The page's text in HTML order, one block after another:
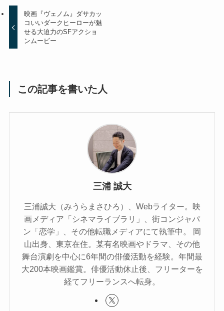
映画『ヴェノム』ダサカッ
コいいダークヒーローが魅
せる大迫力のSFアクショ
ンムービー
この記事を書いた人
三浦 誠大
三浦誠大（みうらまさひろ）、Webライター。映
画メディア「シネマライブラリ」、街コンジャパ
ン「恋学」、その他転職メディアにて執筆中。 岡
山出身、東京在住。某有名映画やドラマ、その他
舞台演劇を中心に6年間の俳優活動を経験。年間最
大200本映画鑑賞。俳優活動休止後、フリーターを
経てフリーランスへ転身。